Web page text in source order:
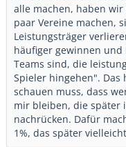
alle machen, haben
paar Vereine machen,
Leistungsträger
häufiger gewinnen
Teams sind, die
Spieler hingehen".
schauen muss, dass
mir bleiben, die später
nachrücken. Dafür
1%, das später